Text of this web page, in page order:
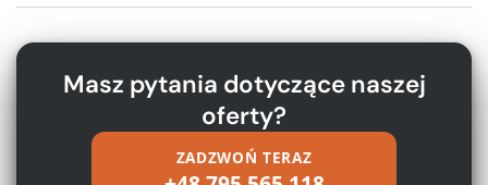
Masz pytania dotyczące naszej
oferty?
ZADZWOŃ TERAZ